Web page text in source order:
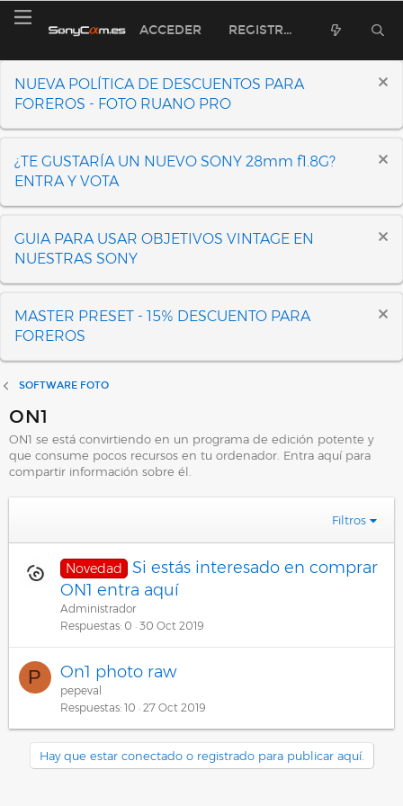
ACCEDER REGISTRARSE
NUEVA POLÍTICA DE DESCUENTOS PARA
FOREROS - FOTO RUANO PRO
¿TE GUSTARÍA UN NUEVO SONY 28mm f1.8G?
ENTRA Y VOTA
GUIA PARA USAR OBJETIVOS VINTAGE EN
NUESTRAS SONY
MASTER PRESET - 15% DESCUENTO PARA
FOREROS
SOFTWARE FOTO
ON1
ON1 se está convirtiendo en un programa de edición potente y
que consume pocos recursos en tu ordenador. Entra aquí para
compartir información sobre él.
Filtros
Novedad
Si estás interesado en comprar
ON1 entra aquí
Administrador
Respuestas 0 30 Oct 2019
P On1 photo raw
pepeval
Respuestas 10 27 Oct 2019
Hay que estar conectado o registrado para publicar aquí.